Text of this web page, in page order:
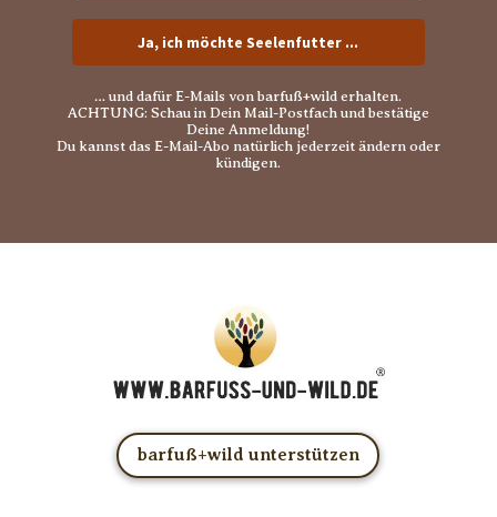
Ja, ich möchte Seelenfutter ...
… und dafür E-Mails von barfuß+wild erhalten.
ACHTUNG: Schau in Dein Mail-Postfach und bestätige
Deine Anmeldung!
Du kannst das E-Mail-Abo natürlich jederzeit ändern oder
kündigen.
barfuß+wild unterstützen